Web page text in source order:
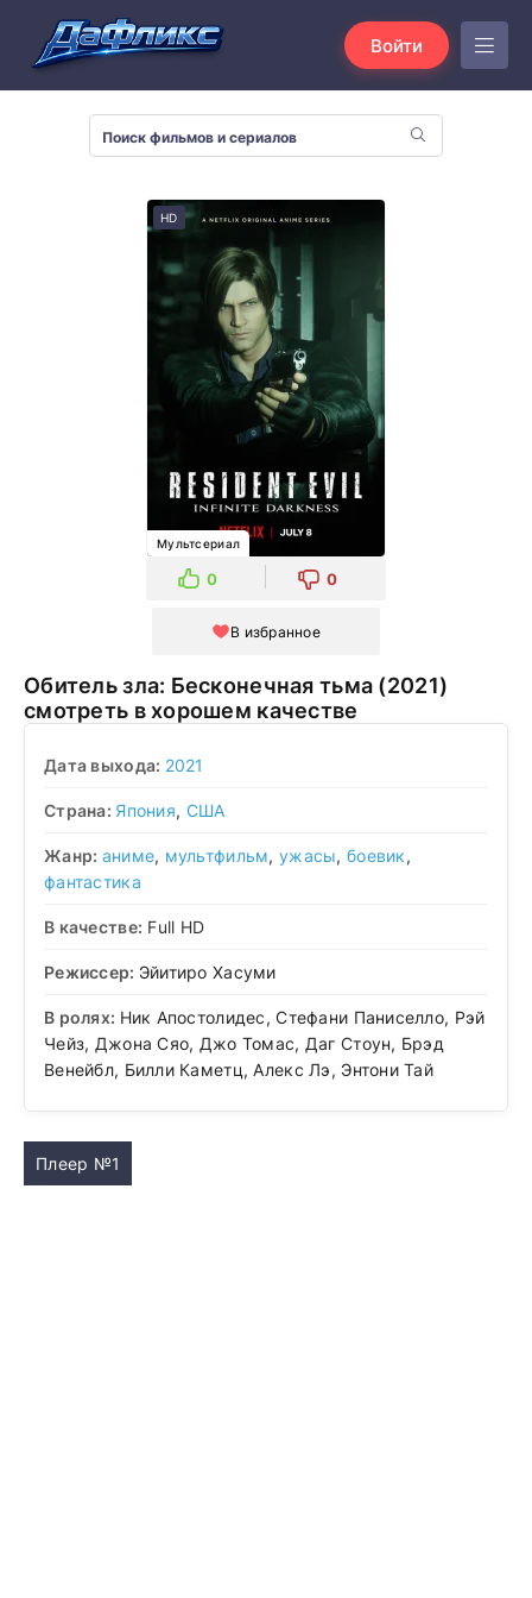
Войти
HD
Мультсериал
0 0
В избранное
Обитель зла: Бесконечная тьма (2021)
смотреть в хорошем качестве
Дата выхода: 2021
Страна: Япония, США
Жанр: аниме, мультфильм,ужасы, боевик,
фантастика
В качестве: Full HD
Режиссер: Эйитиро Хасуми
В ролях: Ник Апостолидес, Стефани Паниселло, Рэй
Чейз, Джона Сяо, Джо Томас, Даг Стоун, Брэд
Венейбл, Билли Каметц, Алекс Лэ, Энтони Тай
Плеер №1